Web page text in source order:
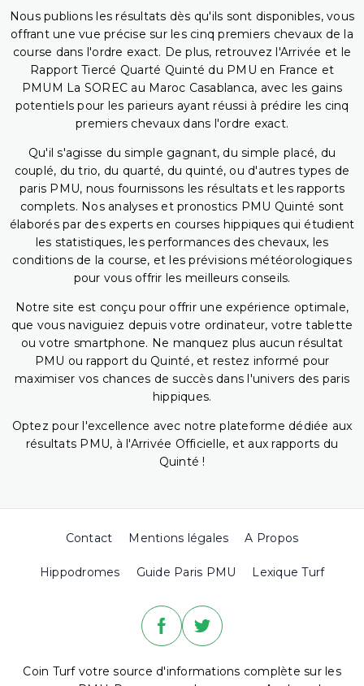
Nous publions les résultats dès qu'ils sont disponibles, vous
offrant une vue précise sur les cinq premiers chevaux de la
course dans l'ordre exact. De plus, retrouvez l'Arrivée et le
Rapport Tiercé Quarté Quinté du PMU en France et
PMUM La SOREC au Maroc Casablanca, avec les gains
potentiels pour les parieurs ayant réussi à prédire les cinq
premiers chevaux dans l'ordre exact.
Qu'il s'agisse du simple gagnant, du simple placé, du
couplé, du trio, du quarté, du quinté, ou d'autres types de
paris PMU, nous fournissons les résultats et les rapports
complets. Nos analyses et pronostics PMU Quinté sont
élaborés par des experts en courses hippiques qui étudient
les statistiques, les performances des chevaux, les
conditions de la course, et les prévisions météorologiques
pour vous offrir les meilleurs conseils.
Notre site est conçu pour offrir une expérience optimale,
que vous naviguiez depuis votre ordinateur, votre tablette
ou votre smartphone. Ne manquez plus aucun résultat
PMU ou rapport du Quinté, et restez informé pour
maximiser vos chances de succès dans l'univers des paris
hippiques.
Optez pour l'excellence avec notre plateforme dédiée aux
résultats PMU, à l'Arrivée Officielle, et aux rapports du
Quinté !
Contact Mentions légales A Propos
Hippodromes Guide Paris PMU Lexique Turf
Coin Turf votre source d'informations complète sur les